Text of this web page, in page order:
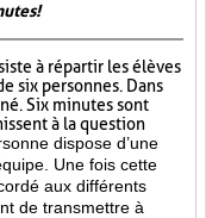
à répartir les élèves
six personnes. Dans
Six minutes sont
à la question
dispose d’une
Une fois cette
aux différents
de transmettre à